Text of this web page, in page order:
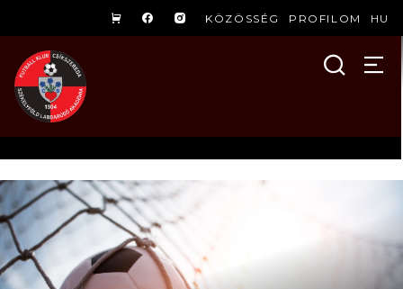
KÖZÖSSÉG PROFILOM HU